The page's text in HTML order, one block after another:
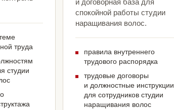
труда
студии
и договорная база для
спокойной работы студии
наращивания волос.
правила внутреннего
трудового распорядка
трудовые договоры
и должностные инструкции
для сотрудников студии
наращивания волос